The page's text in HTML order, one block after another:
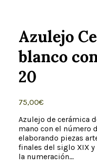
Azulejo
blanco
20
75,00€
Azulejo de cerámica
mano con el número
elaborando piezas
finales del siglo XIX
la numeración…